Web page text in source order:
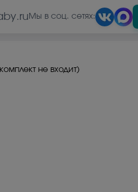
Мы в соц. сетях:
не входит)